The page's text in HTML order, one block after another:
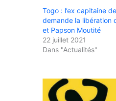
Togo : l’ex capitaine
demande la libération
et Papson Moutité
22 juillet 2021
Dans "Actualités"